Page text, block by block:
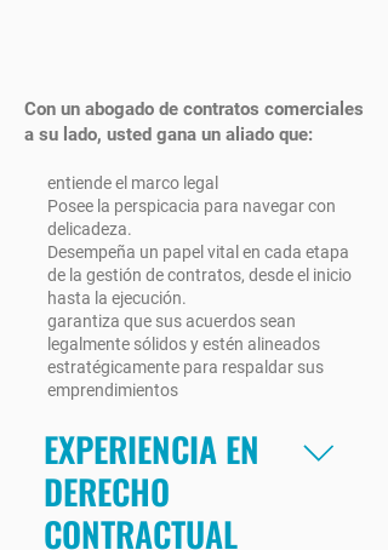
Con un abogado de contratos comerciales
a su lado, usted gana un aliado que:
entiende el marco legal
Posee la perspicacia para navegar con
delicadeza.
Desempeña un papel vital en cada etapa
de la gestión de contratos, desde el inicio
hasta la ejecución.
garantiza que sus acuerdos sean
legalmente sólidos y estén alineados
estratégicamente para respaldar sus
emprendimientos
EXPERIENCIA EN
DERECHO
CONTRACTUAL